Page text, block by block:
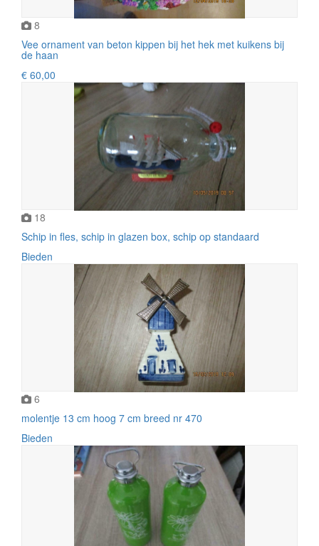
8
Vee ornament van beton kippen bij het hek met kuikens bij
de haan
€ 60,00
18
Schip in fles, schip in glazen box, schip op standaard
Bieden
6
molentje 13 cm hoog 7 cm breed nr 470
Bieden